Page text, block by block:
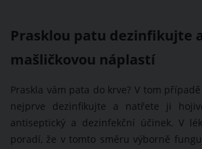
Prasklou patu dezinfikujte
mašličkovou náplastí
Praskla vám pata do krve? V tom
nejprve dezinfikujte a natřete ji
antiseptický a dezinfekční účinek. V
poradí, že v tomto směru výborně